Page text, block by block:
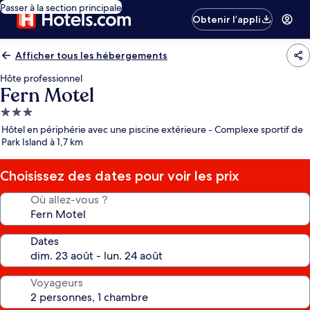
Passer à la section principale
Obtenir l’appli
Afficher tous les hébergements
Hôte professionnel
Fern Motel
Hébergement
3.0 étoiles
Hôtel en périphérie avec une piscine extérieure - Complexe sportif de
Park Island à 1,7 km
Choisissez des dates pour voir les prix
Où allez-vous ?
Dates
Voyageurs